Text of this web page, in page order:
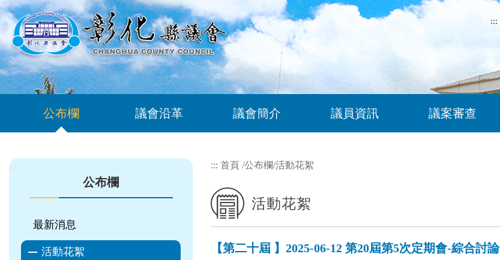
跳到主要內容區塊
:::
公布欄 議會沿革 議會簡介 議員資訊 議案審查
:::
公布欄
最新消息
活動花絮
::: 首頁 /公布欄/活動花絮
活動花絮
【第二十屆 】2025-06-12 第20屆第5次定期會-綜合討論